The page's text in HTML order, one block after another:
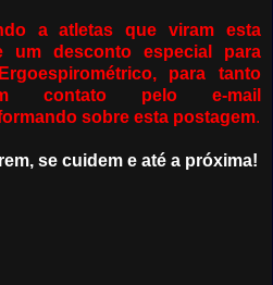
a atletas que viram esta
um desconto especial para
para tanto
contato pelo e-mail
sobre esta postagem.
se cuidem e até a próxima!